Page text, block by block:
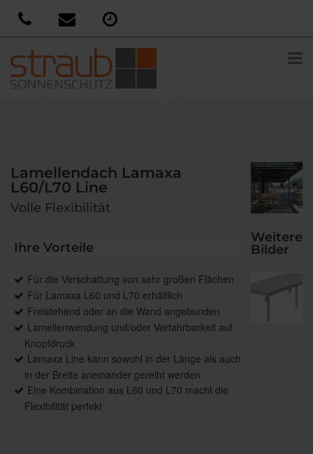
Lamellendach Lamaxa
L60/L70 Line
Volle Flexibilität
Ihre Vorteile
Für die Verschattung von sehr großen Flächen
Für Lamaxa L60 und L70 erhältlich
Freistehend oder an die Wand angebunden
Lamellenwendung und/oder Verfahrbarkeit auf
Knopfdruck
Lamaxa Line kann sowohl in der Länge als auch
in der Breite aneinander gereiht werden
Eine Kombination aus L60 und L70 macht die
Flexibilität perfekt
Weitere
Bilder